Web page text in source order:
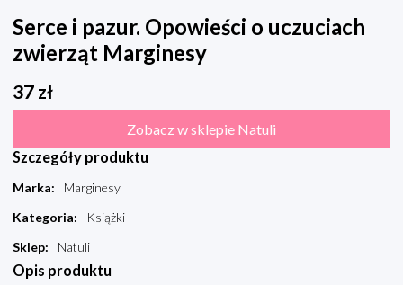
Serce i pazur. Opowieści o uczuciach
zwierząt Marginesy
37 zł
Zobacz w sklepie Natuli
Szczegóły produktu
Marka:
Marginesy
Kategoria:
Książki
Sklep: Natuli
Opis produktu